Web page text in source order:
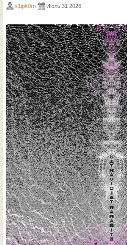
s1ipk0rn Июль 31 2026